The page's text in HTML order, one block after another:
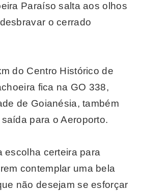
Paraíso salta aos olhos
o cerrado
do Centro Histórico de
fica na GO 338,
de Goianésia, também
para o Aeroporto.
escolha certeira para
contemplar uma bela
não desejam se esforçar